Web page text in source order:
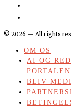
© 2026 — All rights
OM OS
AI OG
PORTALEN
BLIV